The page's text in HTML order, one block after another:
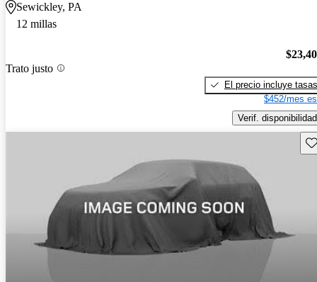
Sewickley, PA
12 millas
Trato justo
El precio incluye tasas
$452/mes
Verif. disponibilidad